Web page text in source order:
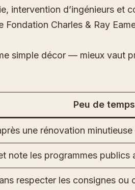
intervention d’ingénieurs et
Fondation Charles & Ray
simple décor — mieux vaut
Peu de
une rénovation
note les programmes
respecter les consignes ou